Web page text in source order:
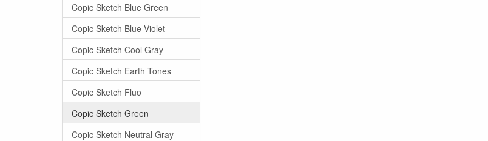
Copic Sketch Blue Green
Copic Sketch Blue Violet
Copic Sketch Cool Gray
Copic Sketch Earth Tones
Copic Sketch Fluo
Copic Sketch Green
Copic Sketch Neutral Gray